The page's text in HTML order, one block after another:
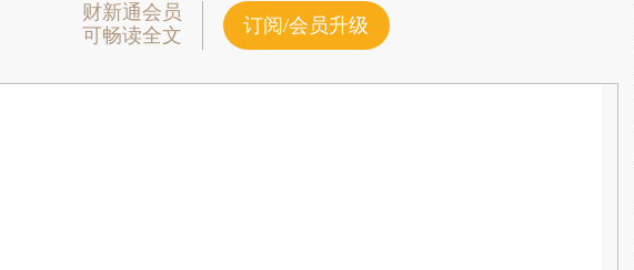
财新通会员
可畅读全文
订阅/会员升级